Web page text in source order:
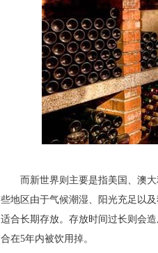
而新世界则主要是指美国、澳大
些地区由于气候潮湿、阳光充足以
适合长期存放。存放时间过长则会
合在5年内被饮用掉。